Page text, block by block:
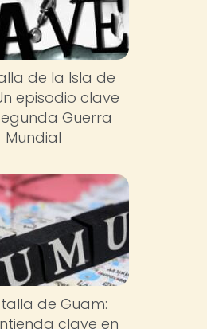
de la Isla de
episodio clave
Guerra
Mundial
de Guam:
clave en